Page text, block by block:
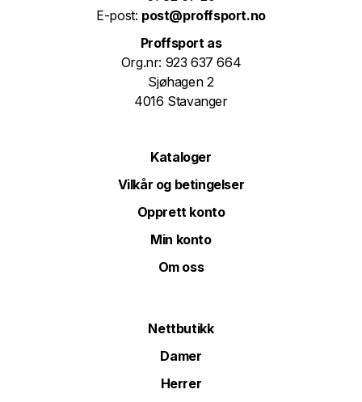
E-post: post@proffsport.no
Proffsport as
Org.nr: 923 637 664
Sjøhagen 2
4016 Stavanger
Kataloger
Vilkår og betingelser
Opprett konto
Min konto
Om oss
Nettbutikk
Damer
Herrer